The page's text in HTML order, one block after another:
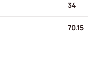
34
70.15